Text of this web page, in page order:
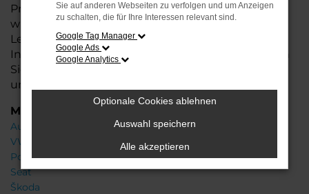
Profitieren Sie von unseren zusätzlichenServices
wie attraktiven Finanzierungsmöglichkeiten,
Leasingangeboten und der bequemen
Inzahlungnahme Ihres alten Fahrzeugs. Besuchen
Sie uns und überzeugen Sie sich von der Qualität
und dem Service, den wir Ihnen bieten!
Marken
Audi
VW
Porsche
Seat
Škoda
Sie auf anderen Webseiten zu verfolgen und um Anzeigen
zu schalten, die für Ihre Interessen relevant sind.
Google Tag Manager
Google Ads
Google Analytics
Optionale Cookies ablehnen
Auswahl speichern
Alle akzeptieren